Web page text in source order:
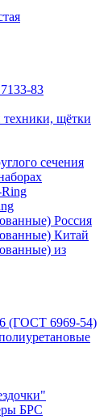
83
техники, щётки
сечения
Россия
Китай
из
(ГОСТ 6969-54)
БРС